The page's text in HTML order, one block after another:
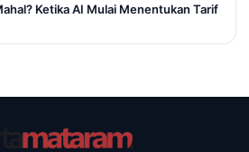
Ketika AI Mulai Menentukan Tarif